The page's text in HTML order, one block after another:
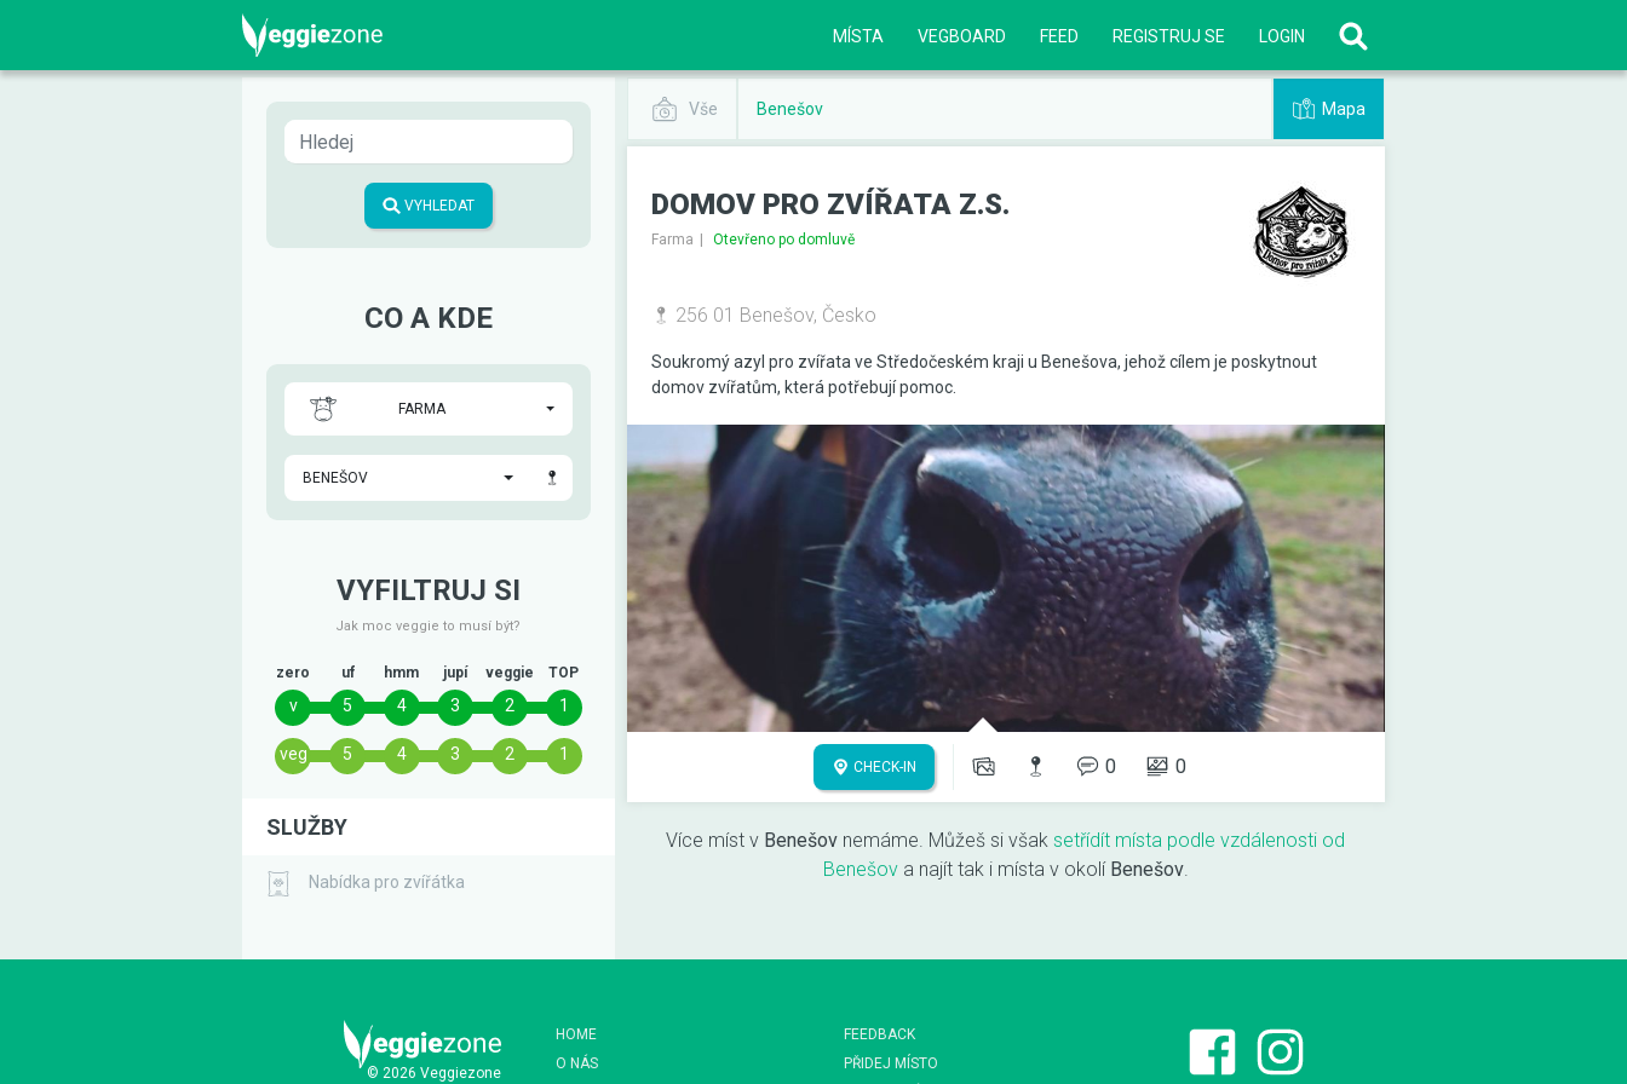
MÍSTA VEGBOARD FEED REGISTRUJ SE LOGIN
VYHLEDAT
CO A KDE
FARMA
BENEŠOV
VYFILTRUJ SI
Jak moc veggie to musí být?
zero uf hmm jupí veggie TOP
v 5 4 3 2 1
veg 5 4 3 2 1
SLUŽBY
Nabídka pro zvířátka
Vše Benešov Mapa
DOMOV PRO ZVÍŘATA Z.S.
Farma Otevřeno po domluvě
256 01 Benešov, Česko
Soukromý azyl pro zvířata ve Středočeském kraji u Benešova, jehož cílem je poskytnout
domov zvířatům, která potřebují pomoc.
CHECK-IN 0 0
Více míst v Benešov nemáme. Můžeš si všaksetřídít místa podle vzdálenosti od
Benešova najít tak i místa v okolí Benešov.
© 2026 Veggiezone
HOME
O NÁS
FEEDBACK
PŘIDEJ MÍSTO